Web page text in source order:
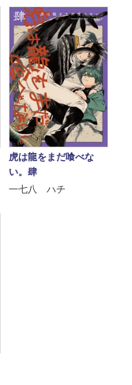
虎は龍をまだ喰べな
い。肆
一七八 ハチ